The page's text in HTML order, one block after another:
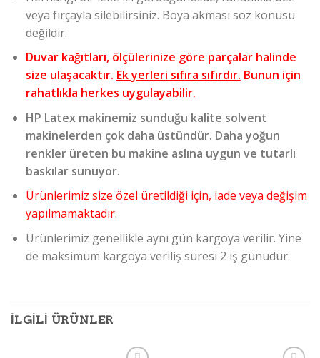
veya fırçayla silebilirsiniz. Boya akması söz konusu
değildir.
Duvar kağıtları, ölçülerinize göre parçalar halinde
size ulaşacaktır. Ek yerleri sıfıra sıfırdır. Bunun için
rahatlıkla herkes uygulayabilir.
HP Latex makinemiz sunduğu kalite solvent
makinelerden çok daha üstündür. Daha yoğun
renkler üreten bu makine aslına uygun ve tutarlı
baskılar sunuyor.
Ürünlerimiz size özel üretildiği için, iade veya değişim
yapılmamaktadır.
Ürünlerimiz genellikle aynı gün kargoya verilir. Yine
de maksimum kargoya veriliş süresi 2 iş günüdür.
İLGILI ÜRÜNLER